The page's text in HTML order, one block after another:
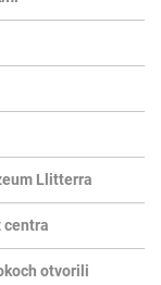
Llitterra
centra
otvorili